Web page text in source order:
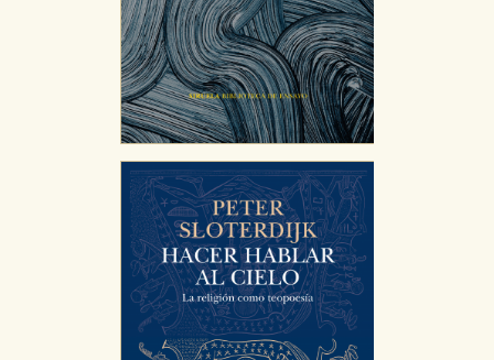
CONFIGURACIÓN DE COOKIES
HABILITAR TODO RECHAZAR TODO